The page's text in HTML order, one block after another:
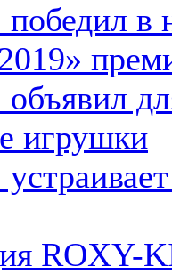
в
игрушки
ROXY-